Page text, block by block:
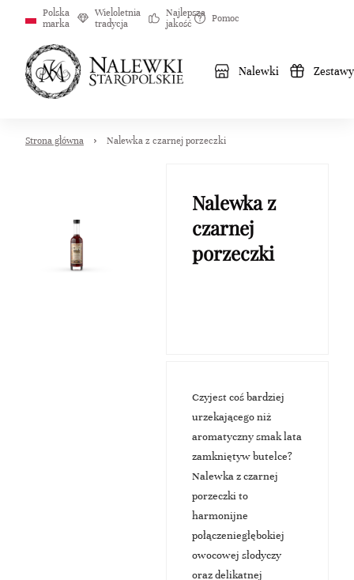
Polska
marka
Wieloletnia
tradycja
Najlepsza
jakość
Pomoc
Nalewki
Strona główna Nalewka z czarnej porzeczki
Nalewka z
czarnej
porzeczki
Czyjest coś bardziej
urzekającego niż
aromatyczny smak lata
zamkniętyw butelce?
Nalewka z czarnej
porzeczki to
harmonijne
połączeniegłębokiej
owocowej słodyczy
oraz delikatnej